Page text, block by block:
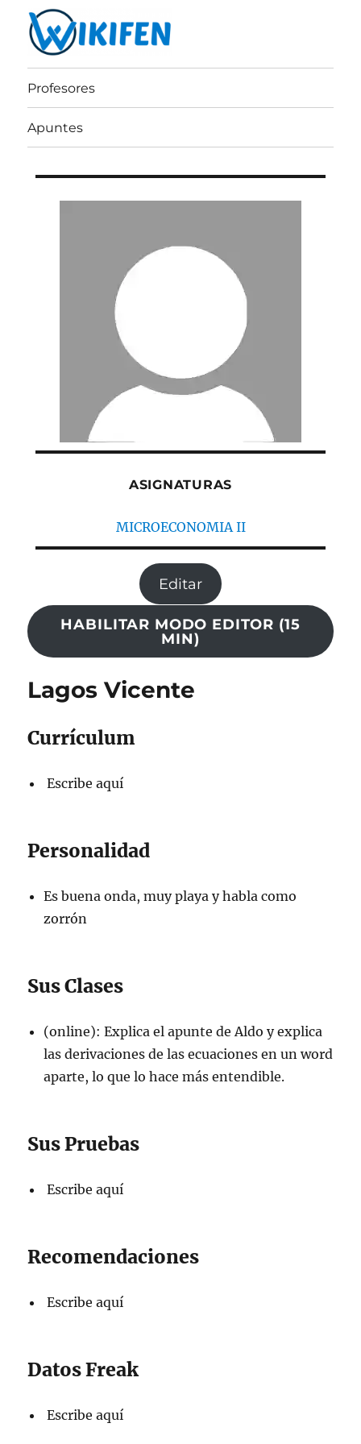
Wikifen
Profesores
Apuntes
Lagos Vicente
Currículum
Escribe aquí
Personalidad
Es buena onda, muy playa y habla como
zorrón
Sus Clases
(online): Explica el apunte de Aldo y explica
las derivaciones de las ecuaciones en un word
aparte, lo que lo hace más entendible.
Sus Pruebas
Escribe aquí
Recomendaciones
Escribe aquí
Datos Freak
Escribe aquí
ASIGNATURAS
MICROECONOMIA II
Editar
HABILITAR MODO EDITOR (15
MIN)